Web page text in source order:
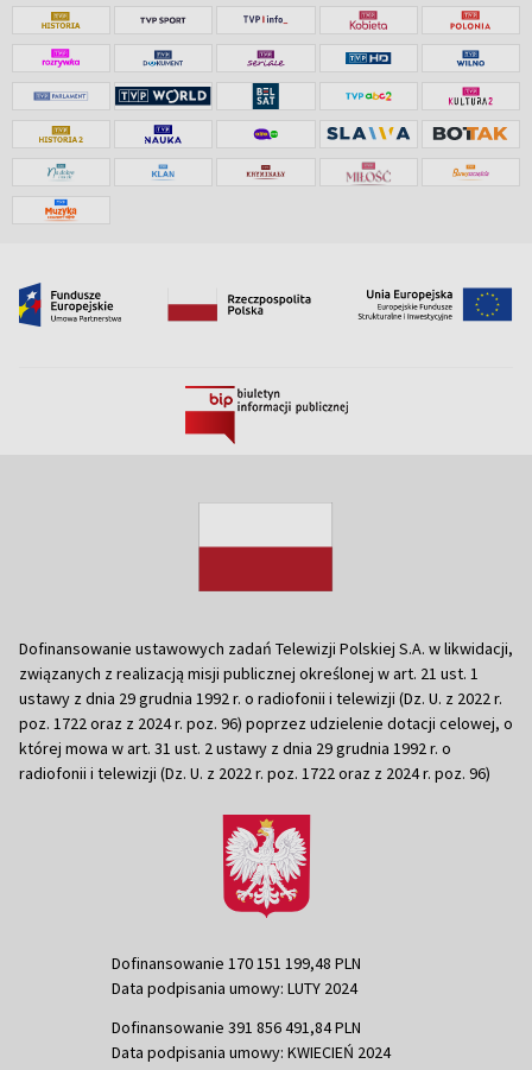
Dofinansowanie ustawowych zadań Telewizji Polskiej S.A. w likwidacji,
związanych z realizacją misji publicznej określonej w art. 21 ust. 1
ustawy z dnia 29 grudnia 1992 r. o radiofonii i telewizji (Dz. U. z 2022 r.
poz. 1722 oraz z 2024 r. poz. 96) poprzez udzielenie dotacji celowej, o
której mowa w art. 31 ust. 2 ustawy z dnia 29 grudnia 1992 r. o
radiofonii i telewizji (Dz. U. z 2022 r. poz. 1722 oraz z 2024 r. poz. 96)
Dofinansowanie 170 151 199,48 PLN
Data podpisania umowy: LUTY 2024
Dofinansowanie 391 856 491,84 PLN
Data podpisania umowy: KWIECIEŃ 2024